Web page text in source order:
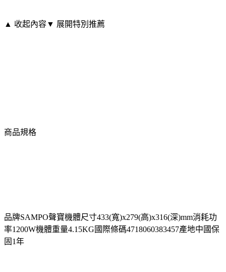
▲ 收起內容▼ 展開特別推薦
商品規格
品牌SAMPO聲寶機體尺寸433(寬)x279(高)x316(深)mm消耗功
率1200W機體重量4.15KG國際條碼4718060383457產地中國保
固1年